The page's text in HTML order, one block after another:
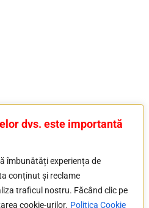
dvs. este importantă
îmbunătăți experiența de
conținut și reclame
traficul nostru. Făcând clic pe
cookie-urilor. Politica Cookie